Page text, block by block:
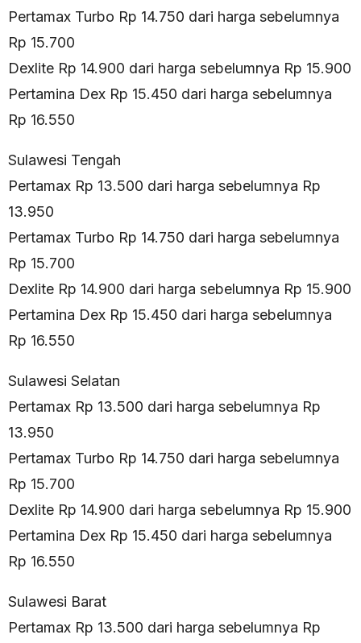
Pertamax Turbo Rp 14.750 dari harga sebelumnya
Rp 15.700
Dexlite Rp 14.900 dari harga sebelumnya Rp 15.900
Pertamina Dex Rp 15.450 dari harga sebelumnya
Rp 16.550
Sulawesi Tengah
Pertamax Rp 13.500 dari harga sebelumnya Rp
13.950
Pertamax Turbo Rp 14.750 dari harga sebelumnya
Rp 15.700
Dexlite Rp 14.900 dari harga sebelumnya Rp 15.900
Pertamina Dex Rp 15.450 dari harga sebelumnya
Rp 16.550
Sulawesi Selatan
Pertamax Rp 13.500 dari harga sebelumnya Rp
13.950
Pertamax Turbo Rp 14.750 dari harga sebelumnya
Rp 15.700
Dexlite Rp 14.900 dari harga sebelumnya Rp 15.900
Pertamina Dex Rp 15.450 dari harga sebelumnya
Rp 16.550
Sulawesi Barat
Pertamax Rp 13.500 dari harga sebelumnya Rp